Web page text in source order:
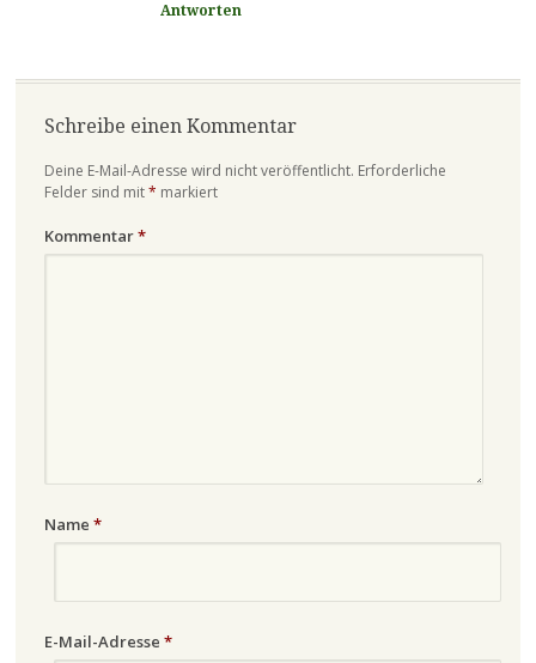
Antworten
Schreibe einen Kommentar
Deine E-Mail-Adresse wird nicht veröffentlicht. Erforderliche
Felder sind mit* markiert
Kommentar*
Name *
E-Mail-Adresse *